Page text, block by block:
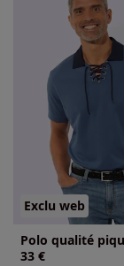
Exclu web
Polo qualité
33 €